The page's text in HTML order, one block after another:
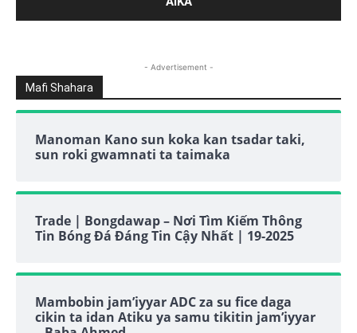
- Advertisement -
Mafi Shahara
Manoman Kano sun koka kan tsadar taki,
sun roki gwamnati ta taimaka
Trade | Bongdawap – Nơi Tìm Kiếm Thông
Tin Bóng Đá Đáng Tin Cậy Nhất | 19-2025
Mambobin jam’iyyar ADC za su fice daga
cikin ta idan Atiku ya samu tikitin jam’iyyar